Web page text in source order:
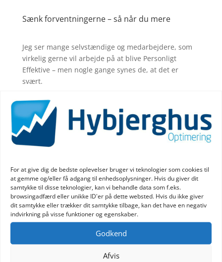
For at give dig de bedste oplevelser bruger vi teknologier som cookies til
at gemme og/eller få adgang til enhedsoplysninger. Hvis du giver dit
samtykke til disse teknologier, kan vi behandle data som f.eks.
browsingadfærd eller unikke ID'er på dette websted. Hvis du ikke giver
dit samtykke eller trækker dit samtykke tilbage, kan det have en negativ
indvirkning på visse funktioner og egenskaber.
Godkend
Afvis
Sænk forventningerne – så når du mere
Jeg ser mange selvstændige og medarbejdere, som
virkelig gerne vil arbejde på at blive Personligt
Effektive – men nogle gange synes de, at det er
svært.
De prøver så hårdt, men har stadig lange to-do-
lister, hvor opgaverne ikke er vinget af.
Øv.
Når jeg kaster et blik på deres opgavepanel og
kalender, så ser jeg hurtigt, hvad årsagen er til, at de
slet ikke er så effektive, som de drømmer om.
De er ALT for ambitiøse. Og der er intet galt med at
være ambitiøs, men der er kun 24 timer i døgnet – og
det er ikke meningen, at du skal arbejde i dem alle.